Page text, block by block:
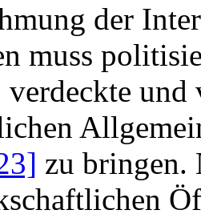
der
muss
verdeckte und
zu bringen.